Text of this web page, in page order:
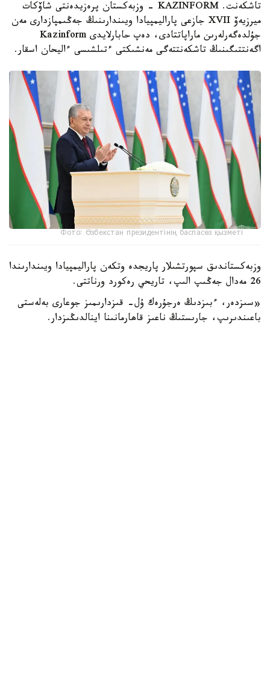
تاشكەنت. KAZINFORM - وزبەكستان پرەزيدەنتى شاۆكات
ميرزيەۆ XVII جازعى پاراليمپيادا ويىندارىنىڭ جەڭىمپازدارى مەن
جۇلدەگەرلەرىن ماراپاتتادى، دەپ حابارلايدى Kazinform
اگەنتتىگىنىڭ تاشكەنتتەگى مەنشىكتى ءتىلشىسى ءاليحان اسقار.
Фото: Өзбекстан президентінің баспасөз қызметі
وزبەكستاندىق سپورتشىلار پاريجدە وتكەن پاراليمپيادا ويىندارىندا
26 مەدال جەڭىپ الىپ، تاريحي رەكورد ورناتتى.
«سىزدەر، ءبىزدىڭ ەرجۇرەك ۇل- قىزدارىمىز جوعارى بەلەستى
باعىندىرىپ، جارىستىڭ ناعىز قاھارمانىنا اينالدىڭىزدار.